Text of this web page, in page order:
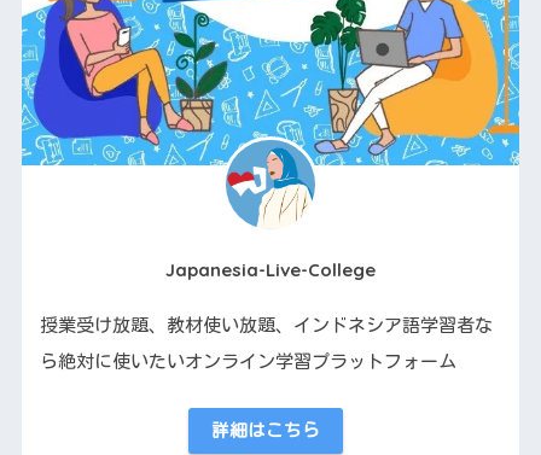
Japanesia-Live-College
授業受け放題、教材使い放題、インドネシア語学習者な
ら絶対に使いたいオンライン学習プラットフォーム
詳細はこちら